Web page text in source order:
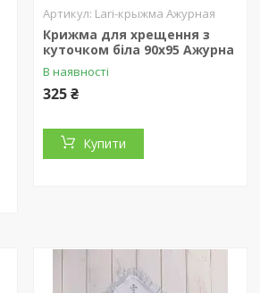
Lari-крыжма Ажурная
Крижма для хрещення з
куточком біла 90х95 Ажурна
В наявності
325 ₴
Купити